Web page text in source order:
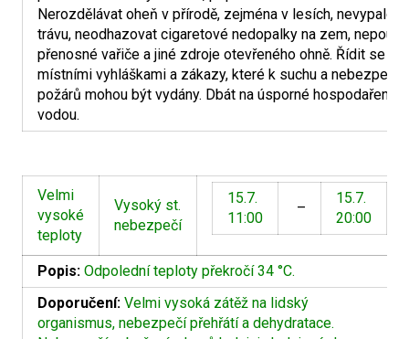
Nerozdělávat oheň v přírodě, zejména v lesích,
trávu, neodhazovat cigaretové nedopalky na zem,
přenosné vařiče a jiné zdroje otevřeného ohně. Řídit se
místními vyhláškami a zákazy, které k suchu a nebezpečí
požárů mohou být vydány. Dbát na úsporné hospodaření s
vodou.
Velmi
vysoké
teploty
Vysoký st.
nebezpečí
15.7.
11:00
–
15.7.
20:00
Popis: Odpolední teploty překročí 34 °C.
Doporučení: Velmi vysoká zátěž na lidský
organismus, nebezpečí přehřátí a dehydratace.